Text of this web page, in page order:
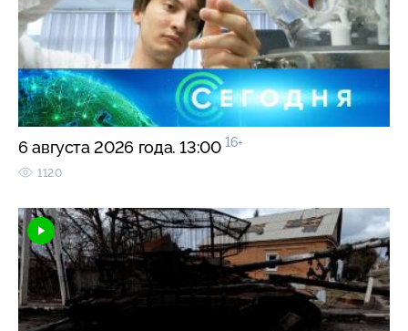
6 августа 2026 года. 13:00 16+
1120